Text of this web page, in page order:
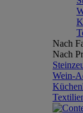
Nach
Nach
Wein-